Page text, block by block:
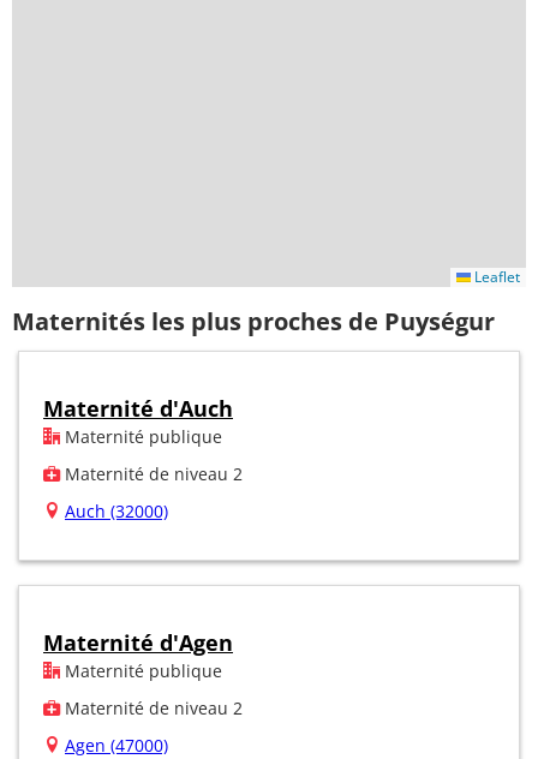
Leaflet
Maternités les plus proches de Puységur
Maternité d'Auch
Maternité publique
Maternité de niveau 2
Auch (32000)
Maternité d'Agen
Maternité publique
Maternité de niveau 2
Agen (47000)